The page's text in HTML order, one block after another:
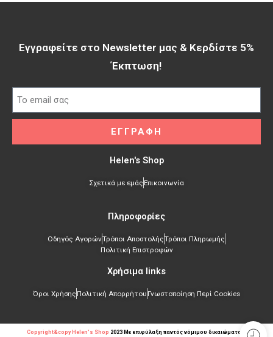
Εγγραφείτε στο Newsletter μας & Κερδίστε 5%
Έκπτωση!​
ΕΓΓΡΑΦΗ
Helen's Shop
Σχετικά με εμάς Επικοινωνία
Πληροφορίες
Οδηγός ΑγορώνΤρόποι ΑποστολήςΤρόποι Πληρωμής
Πολιτική Επιστροφών
Χρήσιμα links​
Όροι Χρήσης Πολιτική Απορρήτου Γνωστοποίηση Περί Cookies
Copyright&copy Helen's Shop 2023 Mε επιφύλαξη παντός νόμιμου δικαιώματος.